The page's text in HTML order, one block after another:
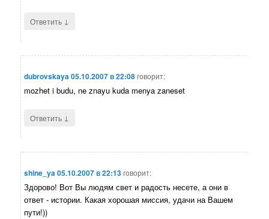
Ответить ↓
dubrovskaya05.10.2007 в 22:08говорит:
mozhet i budu, ne znayu kuda menya zaneset
Ответить ↓
shine_ya05.10.2007 в 22:13говорит:
Здорово! Вот Вы людям свет и радость несете, а они в
ответ - истории. Какая хорошая миссия, удачи на Вашем
пути!))